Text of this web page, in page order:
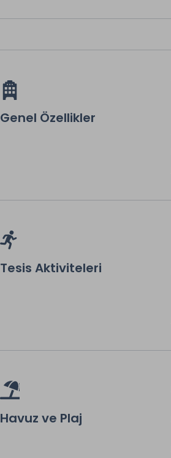
Genel Özellikler
Tesis Aktiviteleri
Havuz ve Plaj